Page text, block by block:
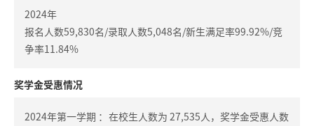
2024年
报名人数59,830名/录取人数5,048名/新生满足率99.92%/竞
争率11.84%
奖学金受惠情况
2024年第一学期 ： 在校生人数为 27,535人，奖学金受惠人数